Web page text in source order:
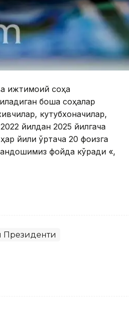
ижтимоий соҳа
бошқа соҳалар
кутубхоначилар,
йилдан 2025 йилгача
йили ўртача 20 фоизга
фойда кўради «,
Президенти